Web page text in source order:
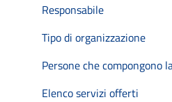
Responsabile
Tipo di organizzazione
Persone che compongono
Elenco servizi offerti